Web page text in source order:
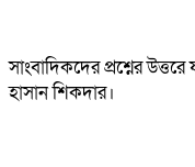
সাংবাদিকদের প্রশ্নের
হাসান শিকদার।